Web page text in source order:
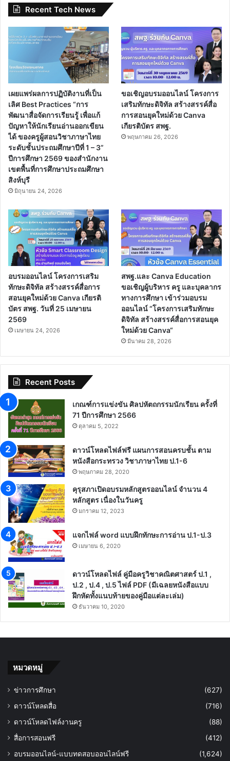
Recent Tech News
เผยแพร่ผลการปฏิบัติงานที่เป็น
เลิศ Best Practices “การ
พัฒนาสื่อจัดการเรียนรู้ เพื่อแก้
ปัญหาให้นักเรียนอ่านออกเขียน
ได้ ของครูผู้สอนวิชาภาษาไทย
ระดับชั้นประถมศึกษาปีที่ 1 – 3”
ปีการศึกษา 2569 ของสำนักงาน
เขตพื้นที่การศึกษาประถมศึกษา
สิงห์บุรี
มิถุนายน 24, 2026
ขอเชิญอบรมออนไลน์ โครงการ
เสริมทักษะดิจิทัล สร้างสรรค์สื่อ
การสอนยุคใหม่ด้วย Canva
เกียรติบัตร สพฐ.
พฤษภาคม 26, 2026
อบรมออนไลน์ โครงการเสริม
ทักษะดิจิทัล สร้างสรรค์สื่อการ
สอนยุคใหม่ด้วย Canva เกียรติ
บัตร สพฐ. วันที่ 25 เมษายน
2569
เมษายน 24, 2026
สพฐ.และ Canva Education
ขอเชิญผู้บริหาร ครู และบุคลากร
ทางการศึกษา เข้าร่วมอบรม
ออนไลน์ “โครงการเสริมทักษะ
ดิจิทัล สร้างสรรค์สื่อการสอนยุค
ใหม่ด้วย Canva“
มีนาคม 28, 2026
Recent Posts
เกณฑ์การแข่งขัน ศิลปหัตถกรรมนักเรียน ครั้งที่
71 ปีการศึกษา 2566
ตุลาคม 5, 2022
ดาวน์โหลดไฟล์ฟรี แผนการสอนครบชั้น ตาม
หนังสือกระทรวง วิชาภาษาไทย ป.1-6
พฤษภาคม 28, 2020
คุรุสภาเปิดอบรมหลักสูตรออนไลน์ จำนวน 4
หลักสูตร เนื่องในวันครู
มกราคม 12, 2023
แจกไฟล์ word แบบฝึกทักษะการอ่าน ป.1-ป.3
เมษายน 6, 2020
ดาวน์โหลดไฟล์ คู่มือครูวิชาคณิตศาสตร์ ป.1 ,
ป.2 , ป.4 , ป.5 ไฟล์ PDF (มีเฉลยหนังสือแบบ
ฝึกหัดทั้งแนบท้ายของคู่มือแต่ละเล่ม)
ธันวาคม 10, 2020
หมวดหมู่
ข่าวการศึกษา
(627)
ดาวน์โหลดสื่อ
(716)
ดาวน์โหลดไฟล์งานครู
(88)
สื่อการสอนฟรี
(412)
อบรมออนไลน์-แบบทดสอบออนไลน์ฟรี
(1,624)